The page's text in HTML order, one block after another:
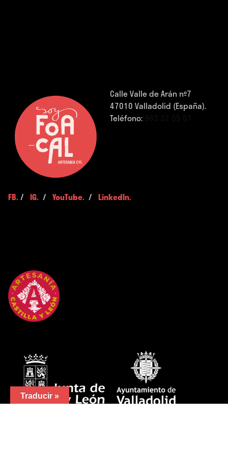
Calle Valle de Arán nº7
47010 Valladolid (España).
Teléfono:
FB. / IG. / YouTube. / LinkedIn.
Traducir »